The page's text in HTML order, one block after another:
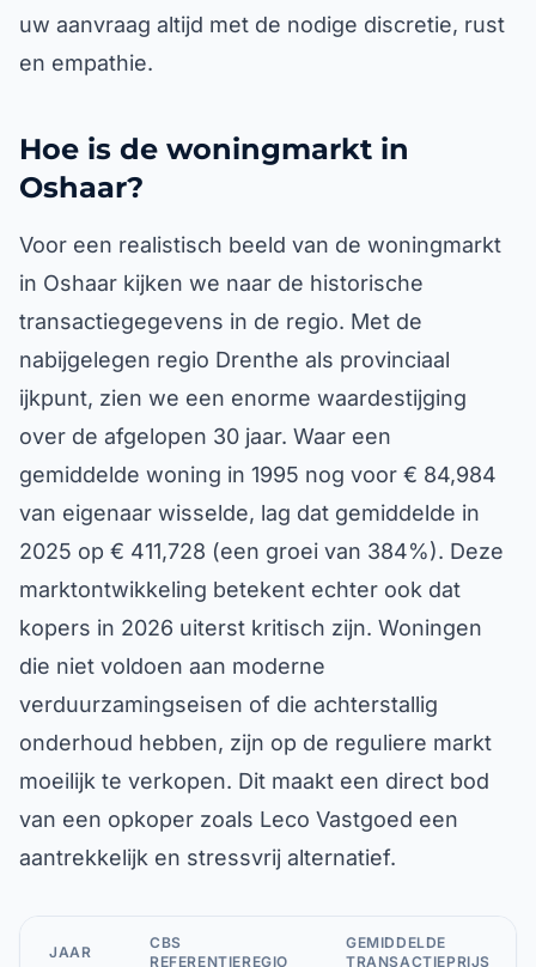
uw aanvraag altijd met de nodige discretie, rust
en empathie.
Hoe is de woningmarkt in
Oshaar?
Voor een realistisch beeld van de woningmarkt
in Oshaar kijken we naar de historische
transactiegegevens in de regio. Met de
nabijgelegen regio Drenthe als provinciaal
ijkpunt, zien we een enorme waardestijging
over de afgelopen 30 jaar. Waar een
gemiddelde woning in 1995 nog voor € 84,984
van eigenaar wisselde, lag dat gemiddelde in
2025 op € 411,728 (een groei van 384%). Deze
marktontwikkeling betekent echter ook dat
kopers in 2026 uiterst kritisch zijn. Woningen
die niet voldoen aan moderne
verduurzamingseisen of die achterstallig
onderhoud hebben, zijn op de reguliere markt
moeilijk te verkopen. Dit maakt een direct bod
van een opkoper zoals Leco Vastgoed een
aantrekkelijk en stressvrij alternatief.
JAAR
CBS
REFERENTIEREGIO
GEMIDDELDE
TRANSACTIEPRIJS